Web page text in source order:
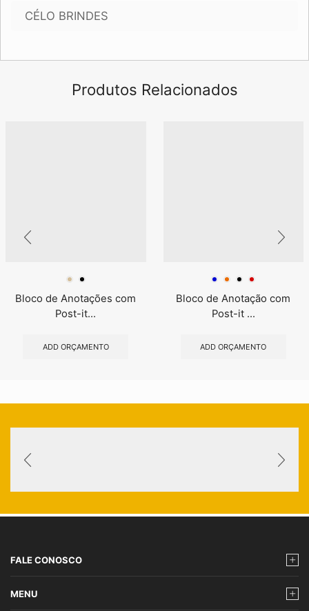
CÉLO BRINDES
Produtos Relacionados
Bloco de Anotações com
Post-it...
ADD ORÇAMENTO
Bloco de Anotação com
Post-it ...
ADD ORÇAMENTO
FALE CONOSCO
MENU